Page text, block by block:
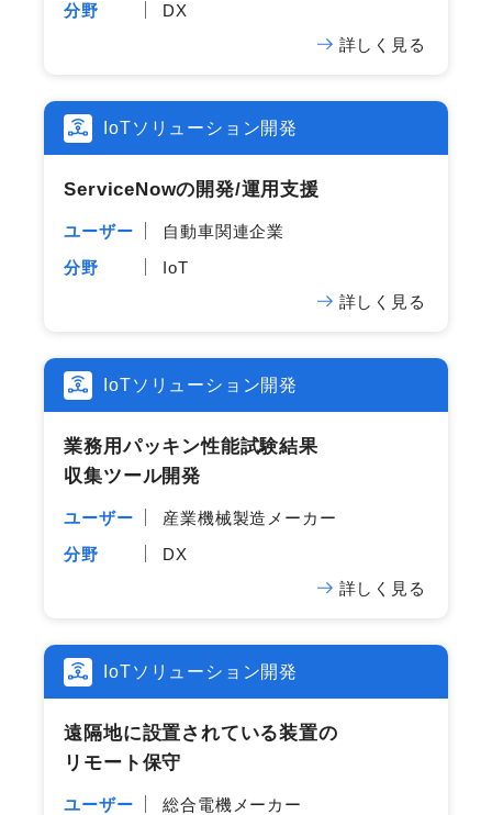
分野
DX
詳しく見る
IoTソリューション開発
ServiceNowの​開発/運用支援
ユーザー
自動車関連企業
分野
IoT
詳しく見る
IoTソリューション開発
業務用パッキン性能試験結果​
収集ツール開発
ユーザー
産業機械製造メーカー
分野
DX
詳しく見る
IoTソリューション開発
遠隔地に​設置されている​装置の​
リモート保守
ユーザー
総合電機メーカー